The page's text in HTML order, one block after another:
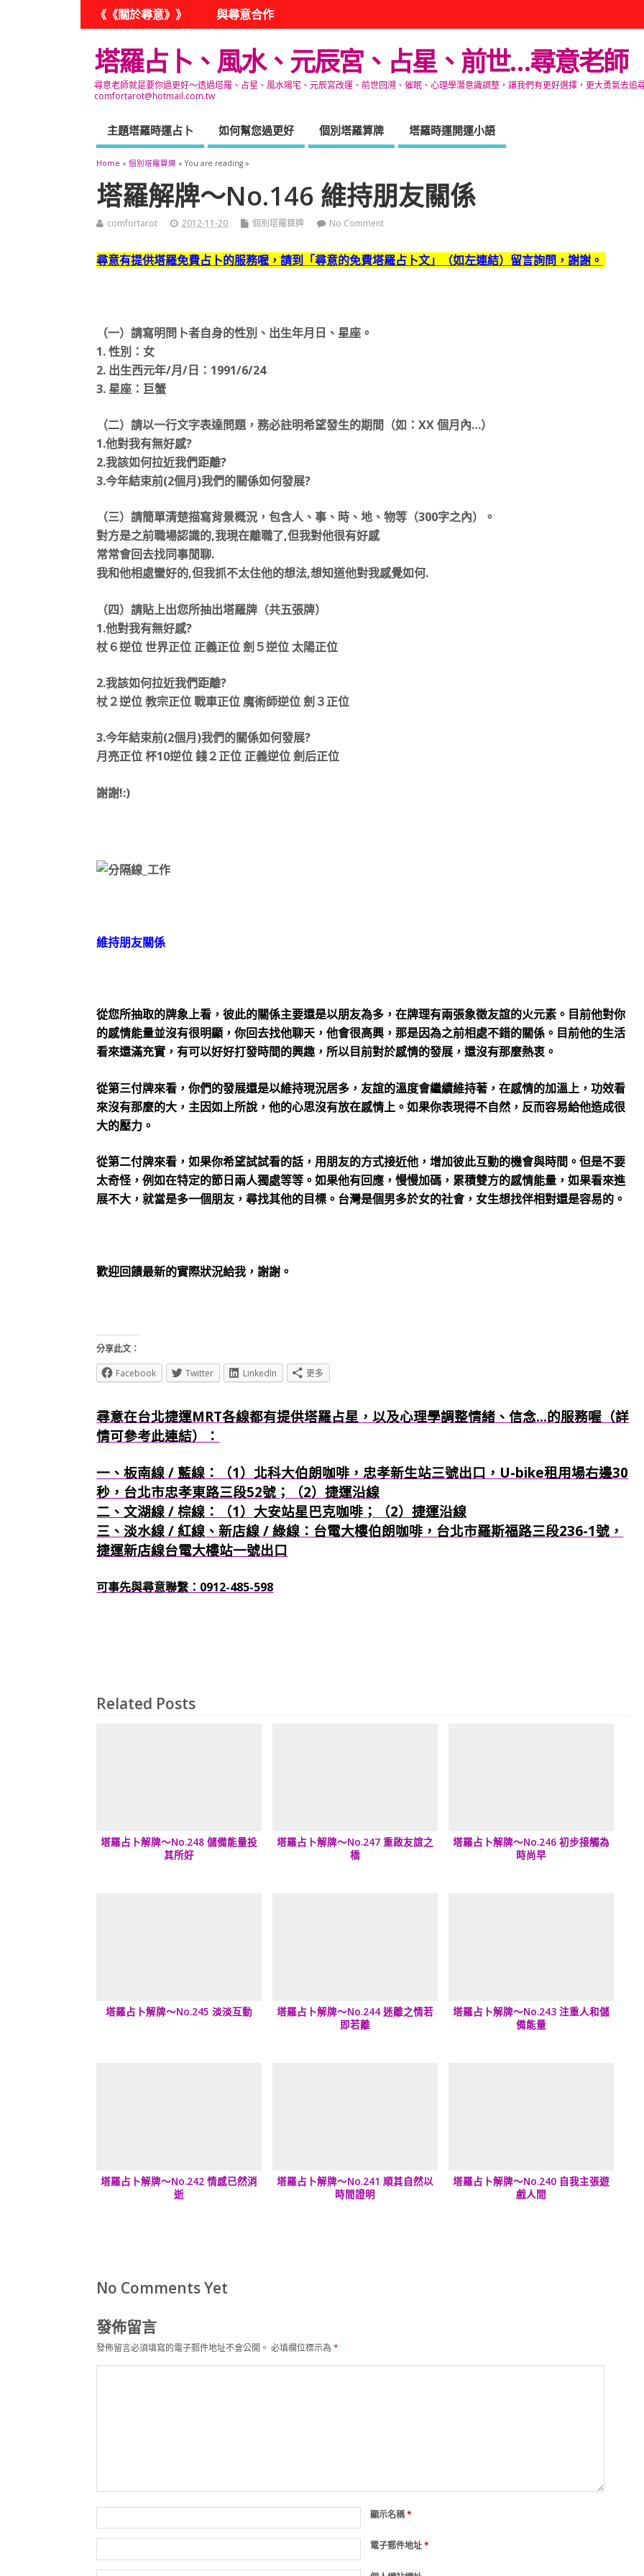
《《關於尋意》》 與尋意合作
塔羅占卜、風水、元辰宮、占星、前世…尋意老師
尋意老師就是要你過更好～透過塔羅、占星、風水陽宅、元辰宮改運、前世回溯、催眠、心理學潛意識調整，讓我們有更好選擇，更大勇氣去
comfortarot@hotmail.com.tw
主題塔羅時運占卜 如何幫您過更好 個別塔羅算牌 塔羅時運開運小語
Home »個別塔羅算牌 » You are reading »
塔羅解牌～No.146 維持朋友關係
comfortarot 2012-11-20 個別塔羅算牌 No Comment
尋意有提供塔羅免費占卜的服務喔，請到「尋意的免費塔羅占卜文」（如左連結）留言詢問，謝謝。
（一）請寫明問卜者自身的性別、出生年月日、星座。
1. 性別：女
2. 出生西元年/月/日：1991/6/24
3. 星座：巨蟹
（二）請以一行文字表達問題，務必註明希望發生的期間（如：XX 個月內…）
1.他對我有無好感?
2.我該如何拉近我們距離?
3.今年結束前(2個月)我們的關係如何發展?
（三）請簡單清楚描寫背景概況，包含人、事、時、地、物等（300字之內）。
對方是之前職場認識的,我現在離職了,但我對他很有好感
常常會回去找同事閒聊.
我和他相處蠻好的,但我抓不太住他的想法,想知道他對我感覺如何.
（四）請貼上出您所抽出塔羅牌（共五張牌）
1.他對我有無好感?
杖６逆位 世界正位 正義正位 劍５逆位 太陽正位
2.我該如何拉近我們距離?
杖２逆位 教宗正位 戰車正位 魔術師逆位 劍３正位
3.今年結束前(2個月)我們的關係如何發展?
月亮正位 杯10逆位 錢２正位 正義逆位 劍后正位
謝謝!:)
維持朋友關係
從您所抽取的牌象上看，彼此的關係主要還是以朋友為多，在牌理有兩張象徵友誼的火元素。目前他對你
的感情能量並沒有很明顯，你回去找他聊天，他會很高興，那是因為之前相處不錯的關係。目前他的生活
看來還滿充實，有可以好好打發時間的興趣，所以目前對於感情的發展，還沒有那麼熱衷。
從第三付牌來看，你們的發展還是以維持現況居多，友誼的溫度會繼續維持著，在感情的加溫上，功效看
來沒有那麼的大，主因如上所說，他的心思沒有放在感情上。如果你表現得不自然，反而容易給他造成很
大的壓力。
從第二付牌來看，如果你希望試試看的話，用朋友的方式接近他，增加彼此互動的機會與時間。但是不要
太奇怪，例如在特定的節日兩人獨處等等。如果他有回應，慢慢加碼，累積雙方的感情能量，如果看來進
展不大，就當是多一個朋友，尋找其他的目標。台灣是個男多於女的社會，女生想找伴相對還是容易的。
歡迎回饋最新的實際狀況給我，謝謝。
分享此文：
Facebook
Twitter LinkedIn 更多
尋意在台北捷運MRT各線都有提供塔羅占星，以及心理學調整情緒、信念...的服務喔（詳
情可參考此連結）：
一、板南線 / 藍線：（1）北科大伯朗咖啡，忠孝新生站三號出口，U-bike租用場右邊30
秒，台北市忠孝東路三段52號；（2）捷運沿線
二、文湖線 / 棕線：（1）大安站星巴克咖啡；
（2）捷運沿線
三、淡水線 / 紅線、新店線 / 綠線：台電大樓伯朗咖啡，台北市羅斯福路三段236-1號，
捷運新店線台電大樓站一號出口
可事先與尋意聯繫：0912-485-598
Related Posts
塔羅占卜解牌～No.248 儲備能量投
其所好
塔羅占卜解牌～No.247 重啟友誼之
橋
塔羅占卜解牌～No.246 初步接觸為
時尚早
塔羅占卜解牌～No.245 淡淡互動
塔羅占卜解牌～No.244 迷離之情若
即若離
塔羅占卜解牌～No.243 注重人和儲
備能量
塔羅占卜解牌～No.242 情感已然消
逝
塔羅占卜解牌～No.241 順其自然以
時間證明
塔羅占卜解牌～No.240 自我主張遊
戲人間
No Comments Yet
發佈留言
發佈留言必須填寫的電子郵件地址不會公開。 必填欄位標示為*
顯示名稱*
電子郵件地址*